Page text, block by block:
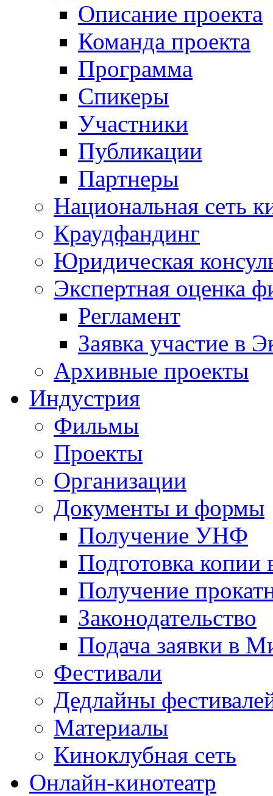
Описание проекта
Команда проекта
Программа
Спикеры
Участники
Публикации
Партнеры
Национальная сеть
Краудфандинг
Юридическая
Экспертная оценка
Регламент
Заявка участие в
Архивные проекты
Индустрия
Фильмы
Проекты
Организации
Документы и формы
Получение УНФ
Подготовка копии
Получение
Законодательство
Подача заявки в
Фестивали
Дедлайны
Материалы
Киноклубная сеть
Онлайн-кинотеатр